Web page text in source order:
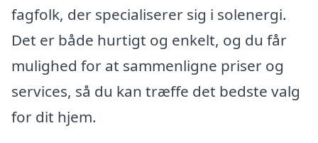
fagfolk, der specialiserer sig i solenergi.
Det er både hurtigt og enkelt, og du får
mulighed for at sammenligne priser og
services, så du kan træffe det bedste valg
for dit hjem.